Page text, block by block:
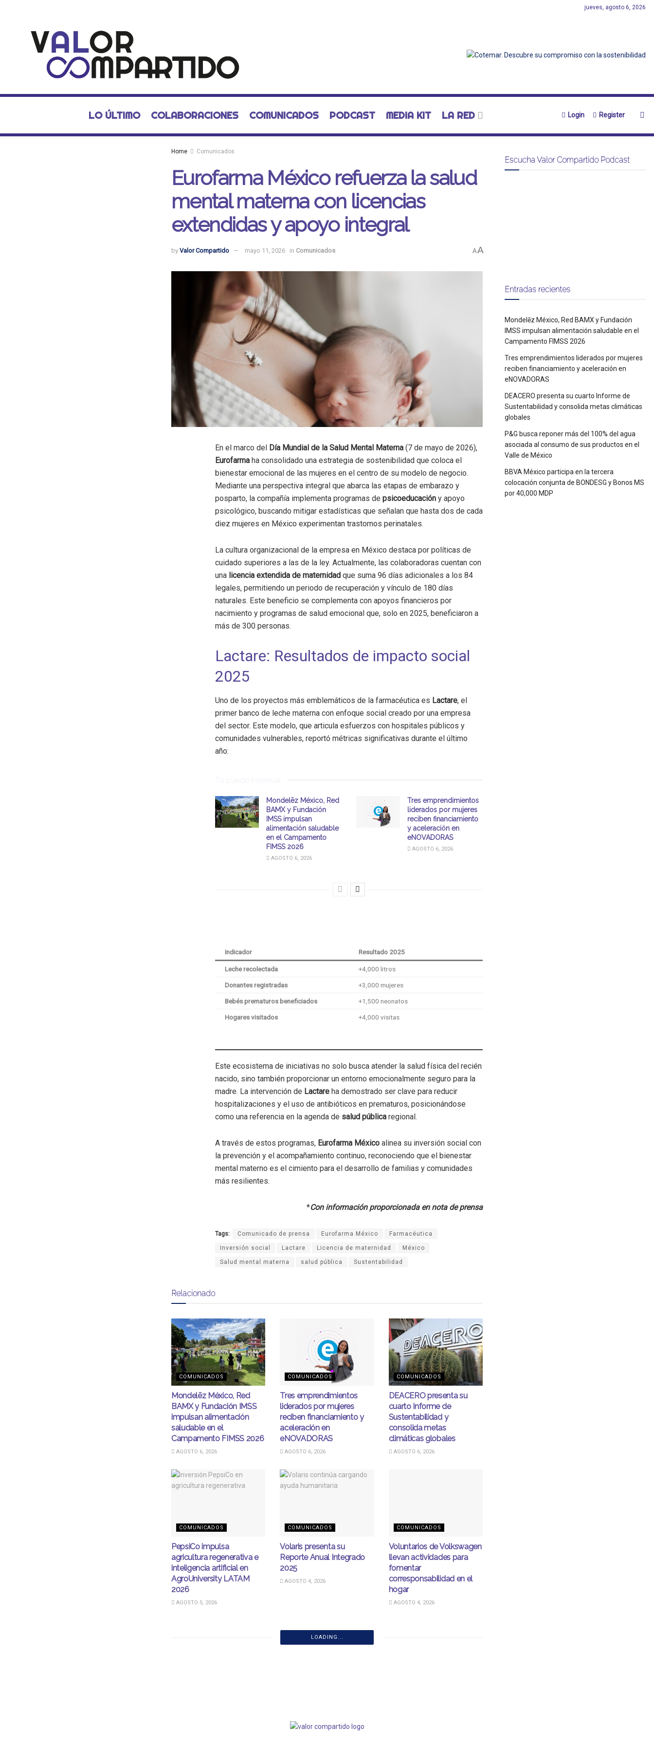
jueves, agosto 6, 2026
LO ÚLTIMO COLABORACIONES COMUNICADOS PODCAST MEDIA KIT LA RED Login Register
Home Comunicados
Eurofarma México refuerza la salud
mental materna con licencias
extendidas y apoyo integral
by Valor Compartido mayo 11, 2026 in Comunicados AA
En el marco del Día Mundial de la Salud Mental Materna (7 de mayo de 2026),
Eurofarma ha consolidado una estrategia de sostenibilidad que coloca el
bienestar emocional de las mujeres en el centro de su modelo de negocio.
Mediante una perspectiva integral que abarca las etapas de embarazo y
posparto, la compañía implementa programas de psicoeducación y apoyo
psicológico, buscando mitigar estadísticas que señalan que hasta dos de cada
diez mujeres en México experimentan trastornos perinatales.
La cultura organizacional de la empresa en México destaca por políticas de
cuidado superiores a las de la ley. Actualmente, las colaboradoras cuentan con
una licencia extendida de maternidad que suma 96 días adicionales a los 84
legales, permitiendo un periodo de recuperación y vínculo de 180 días
naturales. Este beneficio se complementa con apoyos financieros por
nacimiento y programas de salud emocional que, solo en 2025, beneficiaron a
más de 300 personas.
Lactare: Resultados de impacto social
2025
Uno de los proyectos más emblemáticos de la farmacéutica es Lactare, el
primer banco de leche materna con enfoque social creado por una empresa
del sector. Este modelo, que articula esfuerzos con hospitales públicos y
comunidades vulnerables, reportó métricas significativas durante el último
año:
Te puede interesar
Mondelēz México, Red
BAMX y Fundación
IMSS impulsan
alimentación saludable
en el Campamento
FIMSS 2026
AGOSTO 6, 2026
Tres emprendimientos
liderados por mujeres
reciben financiamiento
y aceleración en
eNOVADORAS
AGOSTO 6, 2026
Indicador Resultado 2025
Leche recolectada +4,000 litros
Donantes registradas +3,000 mujeres
Bebés prematuros beneficiados +1,500 neonatos
Hogares visitados +4,000 visitas
Este ecosistema de iniciativas no solo busca atender la salud física del recién
nacido, sino también proporcionar un entorno emocionalmente seguro para la
madre. La intervención de Lactare ha demostrado ser clave para reducir
hospitalizaciones y el uso de antibióticos en prematuros, posicionándose
como una referencia en la agenda de salud pública regional.
A través de estos programas, Eurofarma México alinea su inversión social con
la prevención y el acompañamiento continuo, reconociendo que el bienestar
mental materno es el cimiento para el desarrollo de familias y comunidades
más resilientes.
*Con información proporcionada en nota de prensa
Tags: Comunicado de prensa Eurofarma México Farmacéutica
Inversión social Lactare Licencia de maternidad México
Salud mental materna salud pública Sustentabilidad
Relacionado
COMUNICADOS
Mondelēz México, Red
BAMX y Fundación IMSS
impulsan alimentación
saludable en el
Campamento FIMSS 2026
AGOSTO 6, 2026
COMUNICADOS
Tres emprendimientos
liderados por mujeres
reciben financiamiento y
aceleración en
eNOVADORAS
AGOSTO 6, 2026
COMUNICADOS
DEACERO presenta su
cuarto Informe de
Sustentabilidad y
consolida metas
climáticas globales
AGOSTO 6, 2026
COMUNICADOS
PepsiCo impulsa
agricultura regenerativa e
inteligencia artificial en
AgroUniversity LATAM
2026
AGOSTO 5, 2026
COMUNICADOS
Volaris presenta su
Reporte Anual Integrado
2025
AGOSTO 4, 2026
COMUNICADOS
Voluntarios de Volkswagen
llevan actividades para
fomentar
corresponsabilidad en el
hogar
AGOSTO 4, 2026
LOADING...
Escucha Valor Compartido Podcast
Entradas recientes
Mondelēz México, Red BAMX y Fundación
IMSS impulsan alimentación saludable en el
Campamento FIMSS 2026
Tres emprendimientos liderados por mujeres
reciben financiamiento y aceleración en
eNOVADORAS
DEACERO presenta su cuarto Informe de
Sustentabilidad y consolida metas climáticas
globales
P&G busca reponer más del 100% del agua
asociada al consumo de sus productos en el
Valle de México
BBVA México participa en la tercera
colocación conjunta de BONDESG y Bonos MS
por 40,000 MDP